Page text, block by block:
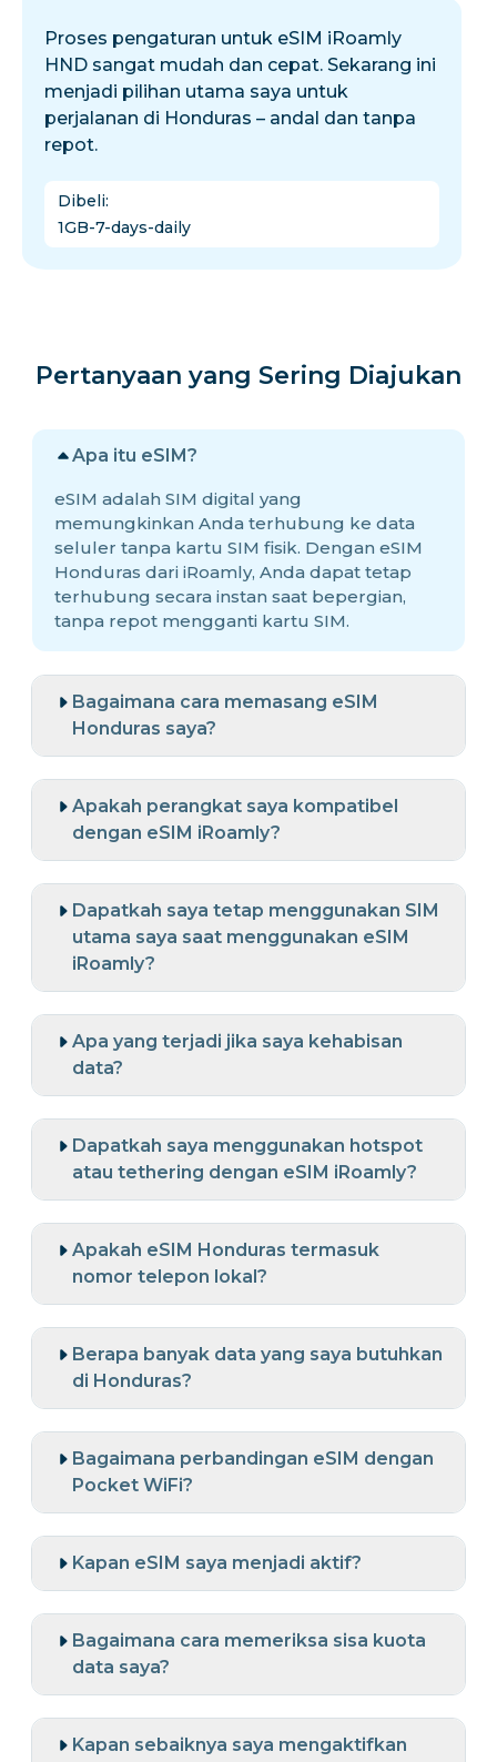
Proses pengaturan untuk eSIM iRoamly
HND sangat mudah dan cepat. Sekarang ini
menjadi pilihan utama saya untuk
perjalanan di Honduras – andal dan tanpa
repot.
Dibeli:
1GB-7-days-daily
Pertanyaan yang Sering Diajukan
Apa itu eSIM?
eSIM adalah SIM digital yang
memungkinkan Anda terhubung ke data
seluler tanpa kartu SIM fisik. Dengan eSIM
Honduras dari iRoamly, Anda dapat tetap
terhubung secara instan saat bepergian,
tanpa repot mengganti kartu SIM.
Bagaimana cara memasang eSIM
Honduras saya?
Apakah perangkat saya kompatibel
dengan eSIM iRoamly?
Dapatkah saya tetap menggunakan SIM
utama saya saat menggunakan eSIM
iRoamly?
Apa yang terjadi jika saya kehabisan
data?
Dapatkah saya menggunakan hotspot
atau tethering dengan eSIM iRoamly?
Apakah eSIM Honduras termasuk
nomor telepon lokal?
Berapa banyak data yang saya butuhkan
di Honduras?
Bagaimana perbandingan eSIM dengan
Pocket WiFi?
Kapan eSIM saya menjadi aktif?
Bagaimana cara memeriksa sisa kuota
data saya?
Kapan sebaiknya saya mengaktifkan